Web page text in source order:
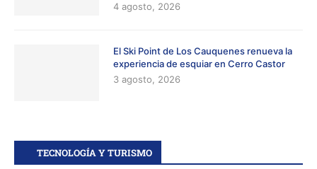
4 agosto, 2026
El Ski Point de Los Cauquenes renueva la
experiencia de esquiar en Cerro Castor
3 agosto, 2026
TECNOLOGÍA Y TURISMO